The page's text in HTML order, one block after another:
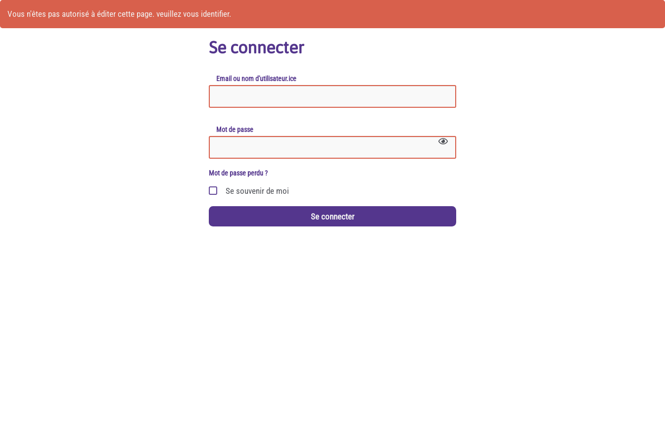
Vous n'êtes pas autorisé à éditer cette page. veuillez vous identifier.
Se connecter
Email ou nom d'utilisateur.ice
Mot de passe
Mot de passe perdu ?
Se souvenir de moi
Se connecter